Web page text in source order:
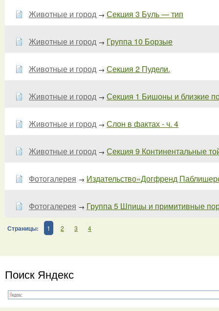
Животные и город → Секция 3 Буль — тип
Животные и город → Группа 10 Борзые
Животные и город → Секция 2 Пудели.
Животные и город → Секция 1 Бишоны и близкие
Животные и город → Слон в фактах - ч. 4
Животные и город → Секция 9 Континентальные
Фотогалерея → Издательство«Догфренд
Фотогалерея → Группа 5 Шпицы и примитивные
Страницы: 1 2 3 4
Поиск Яндекс